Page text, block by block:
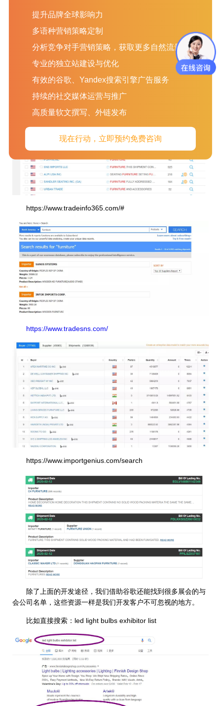
https://www.b2b3.com/search/dataDesc/import/index
https://www.tradeinfo365.com/#
https://www.tradesns.com/
https://www.importgenius.com/search
除了上面的开发途径，我们借助谷歌还能找到很多展会的与
会公司名单，这些资源一样是我们开发客户不可忽视的地方。
比如直接搜索：led light bulbs exhibitor list
提升品牌全球影响力
多语种营销策略定制
分析竞争对手营销策略，获取更多自然流量
专业的独立站建设与优化
有效的谷歌、Yandex搜索引擎广告服务
持续的社交媒体运营与推广
高质量软文撰写、外链发布
现在行动，立即预约免费咨询